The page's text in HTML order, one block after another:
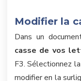
Modifier la
Dans un
casse de vos
F3. Sélectionnez
modifier en la